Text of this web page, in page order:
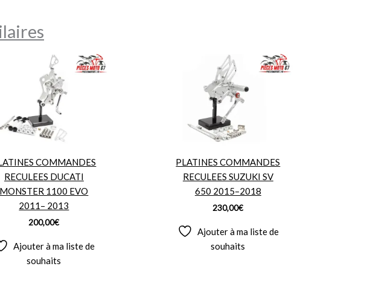
COMMANDES
RECULEES DUCATI
MONSTER 1100 EVO
2011– 2013
200,00€
Ajouter à ma liste de
souhaits
PLATINES COMMANDES
RECULEES SUZUKI SV
650 2015–2018
230,00€
Ajouter à ma liste de
souhaits